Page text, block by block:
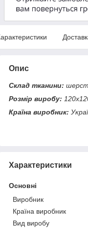
Опис
Склад тканини:
Розмір виробу:
Країна виробник:
Характеристики
Основні
Виробник
Країна виробник
Вид виробу